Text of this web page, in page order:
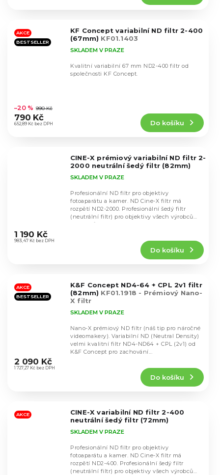
hvězdiček.
AKCE
BESTSELLER
KF Concept variabilní ND filtr 2-400
(67mm) KF01.1403
hodnocení
produktu
je
SKLADEM V PRAZE
652,89 Kč bez DPH
–20 % 990 Kč
790 Kč
Do košíku
Kvalitní variabilní 67 mm ND2-400 filtr od
společnosti KF Concept.
CINE-X prémiový variabilní ND filtr 2-
2000 neutrální šedý filtr (82mm)
hodnocení
produktu
hvězdiček.
SKLADEM V PRAZE
983,47 Kč bez DPH
1 190 Kč
Do košíku
Profesionální ND filtr pro objektivy
fotoaparátu a kamer. ND Cine-X filtr má
rozpětí ND2-2000. Profesionální šedý filtr
(neutrální filtr) pro objektivy všech výrobců
objektivů s...
AKCE
BESTSELLER
K&F Concept ND4-64 + CPL 2v1 filtr
(82mm) KF01.1918 - Prémiový Nano-
X filtr
hodnocení
produktu
hvězdiček.
SKLADEM V PRAZE
1 727,27 Kč bez DPH
2 090 Kč
Do košíku
Nano-X prémiový ND filtr (náš tip pro náročné
videomakery). Variabilní ND (Neutral Density)
velmi kvalitní filtr ND4-ND64 + CPL (2v1) od
K&F Concept pro zachování...
AKCE
CINE-X variabilní ND filtr 2-400
neutrální šedý filtr (72mm)
SKLADEM V PRAZE
Profesionální ND filtr pro objektivy
fotoaparátu a kamer. ND Cine-X filtr má
rozpětí ND2-400. Profesionální šedý filtr
(neutrální filtr) pro objektivy všech výrobců